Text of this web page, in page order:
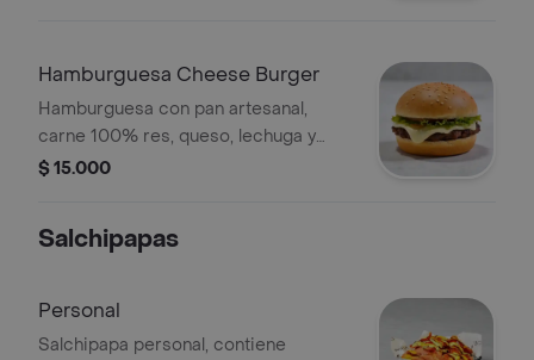
Hamburguesa Cheese Burger
Hamburguesa con pan artesanal,
carne 100% res, queso, lechuga y
salsas.
$ 15.000
Salchipapas
Personal
Salchipapa personal, contiene